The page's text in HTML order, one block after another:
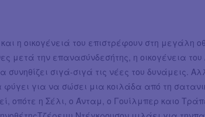
η οικογένειά του επιστρέφουν στη μεγάλη
μετά την επανασύνδεσήτης, η οικογένεια του
συνηθίζει σιγά-σιγά τις νέες του δυνάμεις.
για να σώσει μια κοιλάδα από τη
οπότε η Σέλι, ο Άνταμ, ο Γουίλμπερ καιο